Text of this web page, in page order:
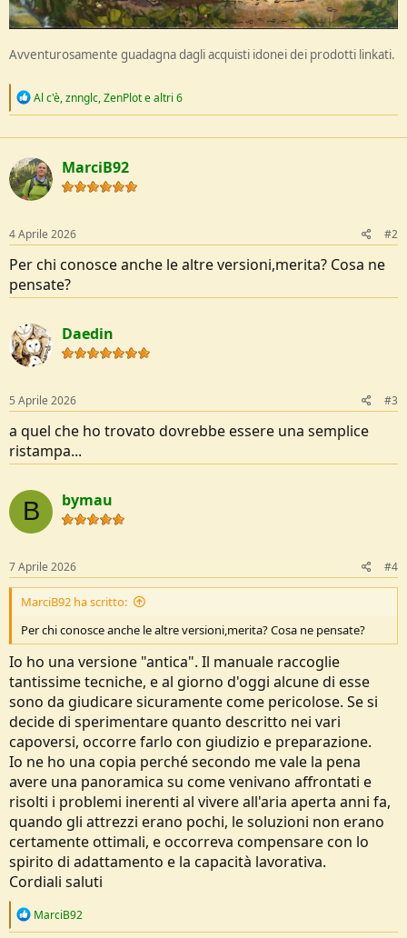
Avventurosamente guadagna dagli acquisti idonei dei prodotti linkati.
R
c
i
o
n
Al c'è,znnglc,ZenPlote altri 6
MarciB92
4 Aprile 2026 #2
Per chi conosce anche le altre versioni,merita? Cosa ne
pensate?
Daedin
5 Aprile 2026 #3
a quel che ho trovato dovrebbe essere una semplice
ristampa...
B bymau
7 Aprile 2026 #4
MarciB92 ha scritto:
Per chi conosce anche le altre versioni,merita? Cosa ne pensate?
Io ho una versione "antica". Il manuale raccoglie
tantissime tecniche, e al giorno d'oggi alcune di esse
sono da giudicare sicuramente come pericolose. Se si
decide di sperimentare quanto descritto nei vari
capoversi, occorre farlo con giudizio e preparazione.
Io ne ho una copia perché secondo me vale la pena
avere una panoramica su come venivano affrontati e
risolti i problemi inerenti al vivere all'aria aperta anni fa,
quando gli attrezzi erano pochi, le soluzioni non erano
certamente ottimali, e occorreva compensare con lo
spirito di adattamento e la capacità lavorativa.
Cordiali saluti
R
MarciB92